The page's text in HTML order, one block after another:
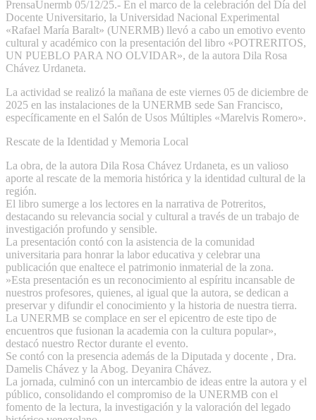
​PrensaUnermb 05/12/25.- En el marco de la celebración del Día del
Docente Universitario, la Universidad Nacional Experimental
«Rafael María Baralt» (UNERMB) llevó a cabo un emotivo evento
cultural y académico con la presentación del libro «POTRERITOS,
UN PUEBLO PARA NO OLVIDAR», de la autora Dila Rosa
Chávez Urdaneta.
​La actividad se realizó la mañana de este viernes 05 de diciembre de
2025 en las instalaciones de la UNERMB sede San Francisco,
específicamente en el Salón de Usos Múltiples «Marelvis Romero».
​Rescate de la Identidad y Memoria Local
​La obra, de la autora Dila Rosa Chávez Urdaneta, es un valioso
aporte al rescate de la memoria histórica y la identidad cultural de la
región.
El libro sumerge a los lectores en la narrativa de Potreritos,
destacando su relevancia social y cultural a través de un trabajo de
investigación profundo y sensible.
​La presentación contó con la asistencia de la comunidad
universitaria para honrar la labor educativa y celebrar una
publicación que enaltece el patrimonio inmaterial de la zona.
​»Esta presentación es un reconocimiento al espíritu incansable de
nuestros profesores, quienes, al igual que la autora, se dedican a
preservar y difundir el conocimiento y la historia de nuestra tierra.
La UNERMB se complace en ser el epicentro de este tipo de
encuentros que fusionan la academia con la cultura popular»,
destacó nuestro Rector durante el evento.
Se contó con la presencia además de la Diputada y docente , Dra.
Damelis Chávez y la Abog. Deyanira Chávez.
​La jornada, culminó con un intercambio de ideas entre la autora y el
público, consolidando el compromiso de la UNERMB con el
fomento de la lectura, la investigación y la valoración del legado